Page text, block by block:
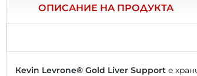
ОПИСАНИЕ НА ПРОДУКТА
Кеvіn Lеvrоnе® Gоld Lіvеr Ѕuрроrt e